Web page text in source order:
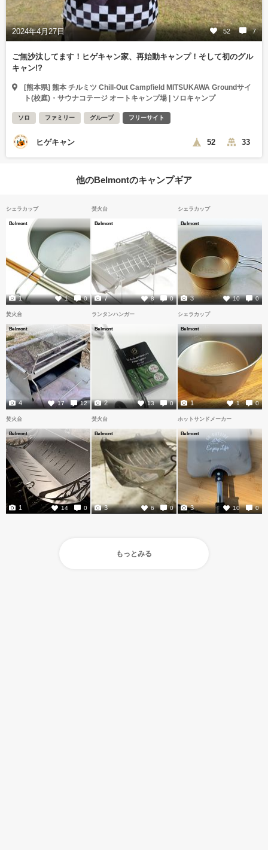
2024年4月27日 52 7
ご無沙汰してます！ヒゲキャン家、再始動キャンプ！そして初のグル
キャン!?
[熊本県] 熊本 チルミツ Chill-Out Campfield MITSUKAWA Groundサイ
ト(校庭)・サウナコテージ オートキャンプ場 | ソロキャンプ
ソロ ファミリー グループ フリーサイト
ヒゲキャン 52 33
他のBelmontのキャンプギア
シェラカップ
Belmont
1 0
1
焚火台
Belmont
8 0
7
シェラカップ
Belmont
10 0
3
焚火台
Belmont
17 12
4
ランタンハンガー
Belmont
13 0
2
シェラカップ
Belmont
1 0
1
焚火台
Belmont
14 0
1
焚火台
Belmont
6 0
3
ホットサンドメーカー
Belmont
10 0
3
もっとみる